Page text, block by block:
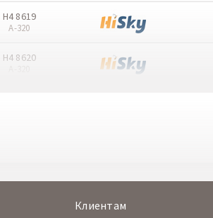
H4 8619
A-320
H4 8620
H4 8677
Клиентам